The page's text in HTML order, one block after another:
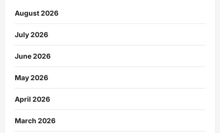
August 2026
July 2026
June 2026
May 2026
April 2026
March 2026